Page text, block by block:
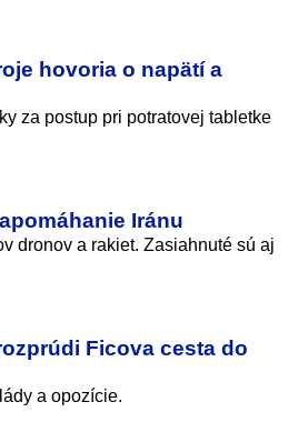
hovoria o napätí a
za postup pri potratovej tabletke
Iránu
dronov a rakiet. Zasiahnuté sú aj
Ficova cesta do
a opozície.